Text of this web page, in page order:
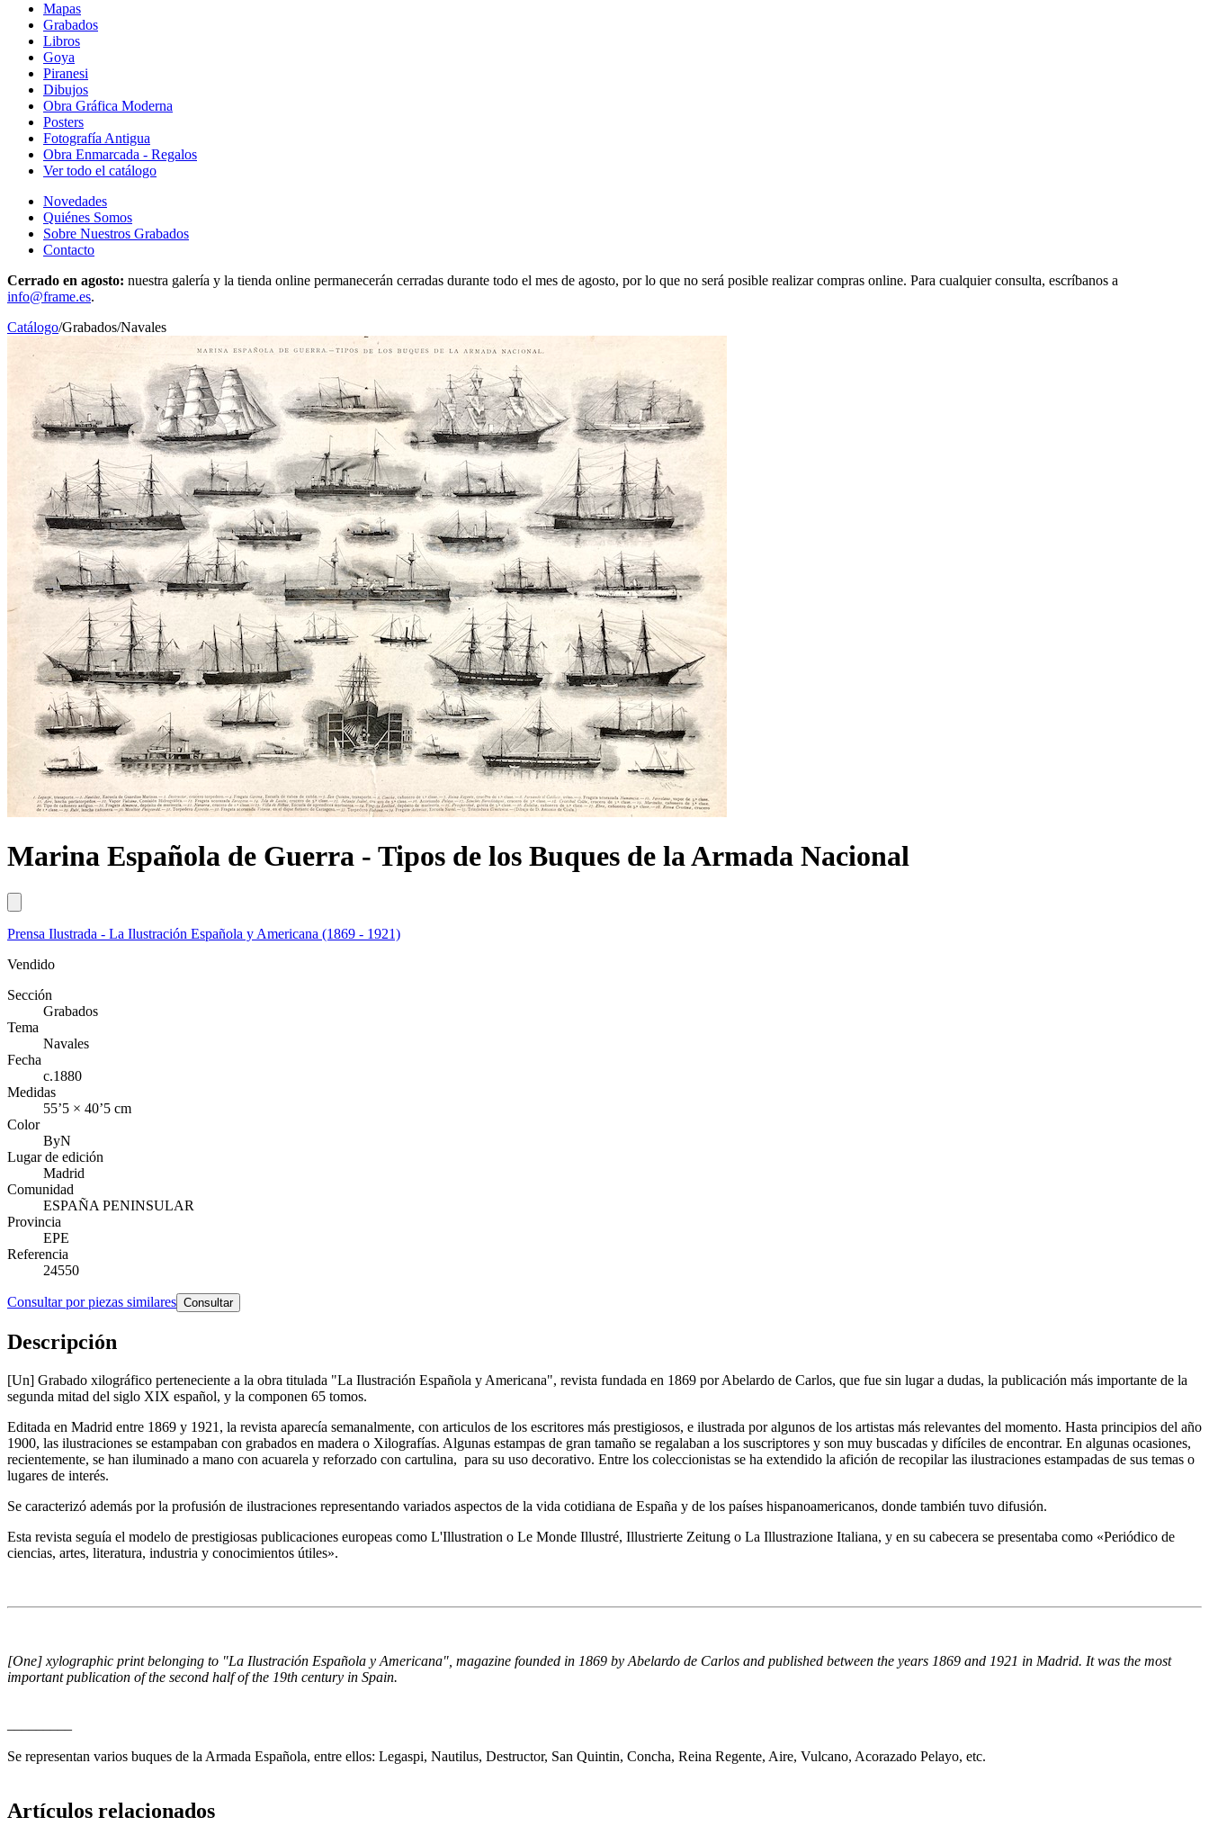
Mapas
Grabados
Libros
Goya
Piranesi
Dibujos
Obra Gráfica Moderna
Posters
Fotografía Antigua
Obra Enmarcada - Regalos
Ver todo el catálogo
Novedades
Quiénes Somos
Sobre Nuestros Grabados
Contacto
Cerrado en agosto: nuestra galería y la tienda online permanecerán cerradas durante todo el mes de agosto, por lo que no será posible realizar compras online. Para cualquier consulta, escríbanos a
info@frame.es.
Catálogo/Grabados/Navales
Marina Española de Guerra - Tipos de los Buques de la Armada Nacional
Prensa Ilustrada - La Ilustración Española y Americana (1869 - 1921)
Vendido
Sección
Grabados
Tema
Navales
Fecha
c.1880
Medidas
55’5 × 40’5 cm
Color
ByN
Lugar de edición
Madrid
Comunidad
ESPAÑA PENINSULAR
Provincia
EPE
Referencia
24550
Consultar por piezas similares Consultar
Descripción
[Un] Grabado xilográfico perteneciente a la obra titulada "La Ilustración Española y Americana", revista fundada en 1869 por Abelardo de Carlos, que fue sin lugar a dudas, la publicación más importante de la
segunda mitad del siglo XIX español, y la componen 65 tomos.
Editada en Madrid entre 1869 y 1921, la revista aparecía semanalmente, con articulos de los escritores más prestigiosos, e ilustrada por algunos de los artistas más relevantes del momento. Hasta principios del año
1900, las ilustraciones se estampaban con grabados en madera o Xilografías. Algunas estampas de gran tamaño se regalaban a los suscriptores y son muy buscadas y difíciles de encontrar. En algunas ocasiones,
recientemente, se han iluminado a mano con acuarela y reforzado con cartulina, para su uso decorativo. Entre los coleccionistas se ha extendido la afición de recopilar las ilustraciones estampadas de sus temas o
lugares de interés.
Se caracterizó además por la profusión de ilustraciones representando variados aspectos de la vida cotidiana de España y de los países hispanoamericanos, donde también tuvo difusión.
Esta revista seguía el modelo de prestigiosas publicaciones europeas como L'Illustration o Le Monde Illustré, Illustrierte Zeitung o La Illustrazione Italiana, y en su cabecera se presentaba como «Periódico de
ciencias, artes, literatura, industria y conocimientos útiles».
[One] xylographic print belonging to "La Ilustración Española y Americana", magazine founded in 1869 by Abelardo de Carlos and published between the years 1869 and 1921 in Madrid. It was the most
important publication of the second half of the 19th century in Spain.
Se representan varios buques de la Armada Española, entre ellos: Legaspi, Nautilus, Destructor, San Quintin, Concha, Reina Regente, Aire, Vulcano, Acorazado Pelayo, etc.
Artículos relacionados